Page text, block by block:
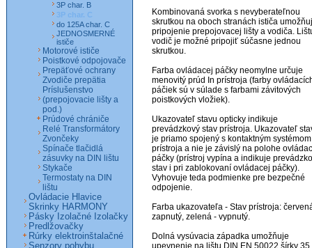
Kombinovaná svorka s nevyberateľnou
skrutkou na oboch stranách ističa
pripojenie prepojovacej lišty a vodiča.
vodič je možné pripojiť súčasne jednou
skrutkou.
Farba ovládacej páčky neomylne určuje
menovitý prúd In prístroja (farby
páčiek sú v súlade s farbami závitových
poistkových vložiek).
Ukazovateľ stavu opticky indikuje
prevádzkový stav prístroja. Ukazovateľ
je priamo spojený s kontaktným systémom
prístroja a nie je závislý na polohe
páčky (prístroj vypína a indikuje
stav i pri zablokovaní ovládacej páčky).
Vyhovuje teda podmienke pre bezpečné
odpojenie.
Farba ukazovateľa - Stav prístroja:
zapnutý, zelená - vypnutý.
Dolná vysúvacia západka umožňuje
upevnenie na lištu DIN EN 50022 šírky 35
3P char. B
3P char. C
do 125A char. C
JEDNOSMERNÉ
ističe
Motorové ističe
Poistkové odpojovače
Prepäťové ochrany
Zvodiče prepätia
Príslušenstvo
(prepojovacie lišty a
pod.)
Prúdové chrániče
Relé Transformátory
Zvončeky
Spínače tlačidlá
zásuvky na DIN lištu
Stykače
Termostaty na DIN
lištu
Ovládacie Hlavice
Skrinky HARMONY
Pásky Izolačné Izolačky
Predlžovačky
Rúrky elektroinštalačné
Senzory pohybu